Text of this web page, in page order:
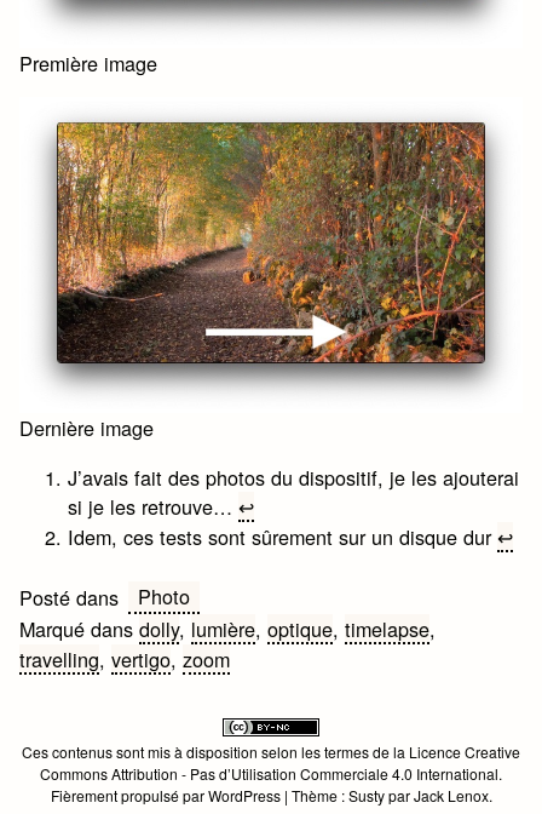
Première image
Dernière image
J’avais fait des photos du dispositif, je les ajouterai
si je les retrouve…↩︎
Idem, ces tests sont sûrement sur un disque dur↩︎
Posté dans
Photo
Marqué dansdolly, lumière,optique,timelapse,
travelling,vertigo,zoom
Ces contenus sont mis à disposition selon les termes de la Licence Creative
Commons Attribution - Pas d’Utilisation Commerciale 4.0 International.
Fièrement propulsé par WordPress | Thème :SustyparJack Lenox.